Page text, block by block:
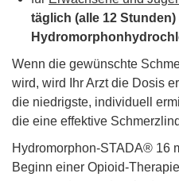
täglich (alle 12 Stunden)
Wenn die gewünschte
wird, wird Ihr Arzt die Dosis
die niedrigste, individuell
die eine effektive
Hydromorphon-STADA® 16
Beginn einer Opioid-